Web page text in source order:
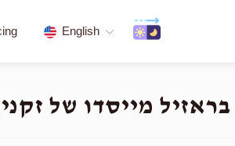
English
מייסדו של